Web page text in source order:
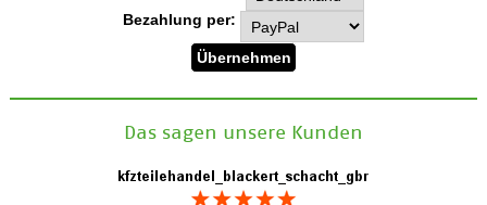
Bezahlung per:
Das sagen unsere Kunden